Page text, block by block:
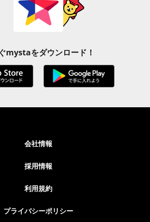
mystaをダウンロード！
会社情報
採用情報
利用規約
プライバシーポリシー